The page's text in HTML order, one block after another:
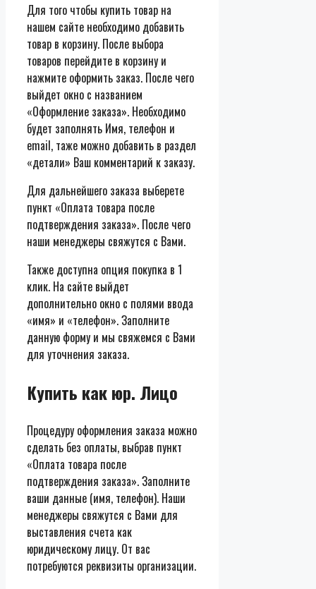
Для того чтобы купить товар на
нашем сайте необходимо добавить
товар в корзину. После выбора
товаров перейдите в корзину и
нажмите оформить заказ. После чего
выйдет окно с названием
«Оформление заказа». Необходимо
будет заполнять Имя, телефон и
email, таже можно добавить в раздел
«детали» Ваш комментарий к заказу.
Для дальнейшего заказа выберете
пункт «Оплата товара после
подтверждения заказа». После чего
наши менеджеры свяжутся с Вами.
Также доступна опция покупка в 1
клик. На сайте выйдет
дополнительно окно с полями ввода
«имя» и «телефон». Заполните
данную форму и мы свяжемся с Вами
для уточнения заказа.
Купить как юр. Лицо
Процедуру оформления заказа можно
сделать без оплаты, выбрав пункт
«Оплата товара после
подтверждения заказа». Заполните
ваши данные (имя, телефон). Наши
менеджеры свяжутся с Вами для
выставления счета как
юридическому лицу. От вас
потребуются реквизиты организации.